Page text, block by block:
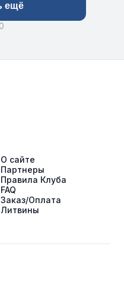
ещё
О сайте
Партнеры
Правила Клуба
FAQ
Заказ/Оплата
Литвины